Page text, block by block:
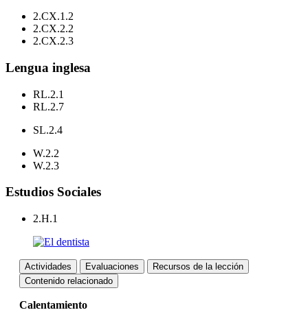
2.CX.1.2
2.CX.2.2
2.CX.2.3
Lengua inglesa
RL.2.1
RL.2.7
SL.2.4
W.2.2
W.2.3
Estudios Sociales
2.H.1
Actividades Evaluaciones
Recursos de la lección
Contenido relacionado
Calentamiento